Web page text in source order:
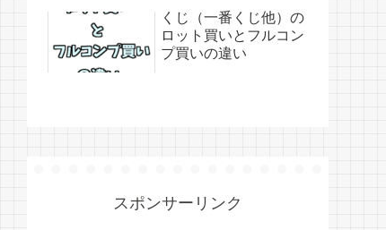
くじ（一番くじ他）の
ロット買いとフルコン
プ買いの違い
スポンサーリンク